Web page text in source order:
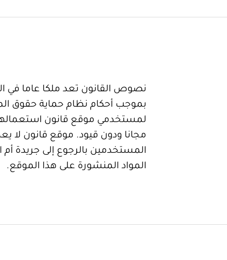
نصوص القانون تعد ملكا عاما في
بموجب أحكام نظام حماية حقوق
لمستخدمي موقع قانون
مجانا ودون قيود. موقع قانون لا
المستخدمين بالرجوع إلى جريدة
المواد المنشورة على هذا الموقع.